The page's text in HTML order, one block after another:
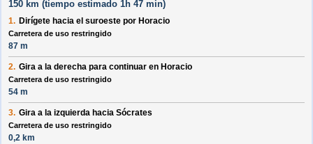
150 km (tiempo estimado 1h 47 min)
1. Dirígete hacia el suroeste por Horacio
Carretera de uso restringido
87 m
2. Gira a la derecha para continuar en Horacio
Carretera de uso restringido
54 m
3. Gira a la izquierda hacia Sócrates
Carretera de uso restringido
0,2 km